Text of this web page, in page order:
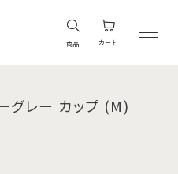
商品 カート
グレー カップ (M)